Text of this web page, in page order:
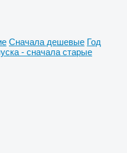
Сначала дешевые Год
- сначала старые